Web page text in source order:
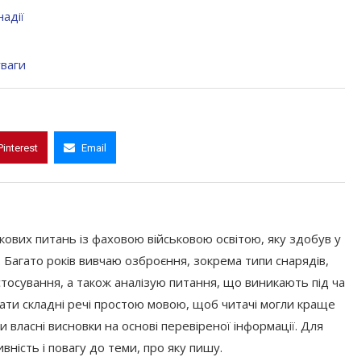
Email
питань із фаховою військовою освітою, яку здобув у
Багато років вивчаю озброєння, зокрема типи снарядів,
а також аналізую питання, що виникають під
складні речі простою мовою, щоб читачі могли краще
висновки на основі перевіреної інформації. Для
і повагу до теми, про яку пишу.